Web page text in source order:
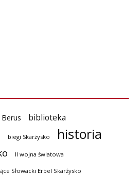
biblioteka
biegi Skarżysko historia
II wojna światowa
Słowacki Erbel Skarżysko